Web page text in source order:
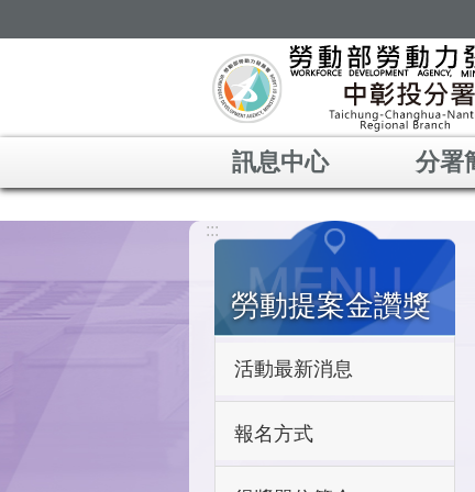
訊息中心 分署
:::
勞動提案金讚獎
活動最新消息
報名方式